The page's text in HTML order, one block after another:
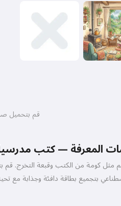
قم بتحميل
المعرفة — كتب
مثل كومة من الكتب وقبعة التخرج. قم
بتجميع بطاقة دافئة وجذابة